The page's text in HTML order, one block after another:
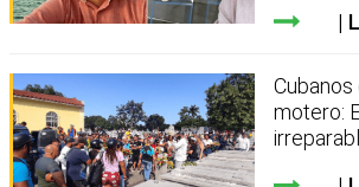
motero: